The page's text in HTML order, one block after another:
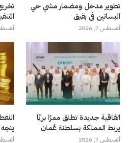
تطوير مدخل ومضمار مشي حي
البساتين في بقيق
أغسطس 7, 2026 أغسطس 7,
اتفاقية جديدة تطلق ممرًا بريًا
يربط المملكة بسلطنة عُمان
أغسطس 7, 2026 أغسطس 7,